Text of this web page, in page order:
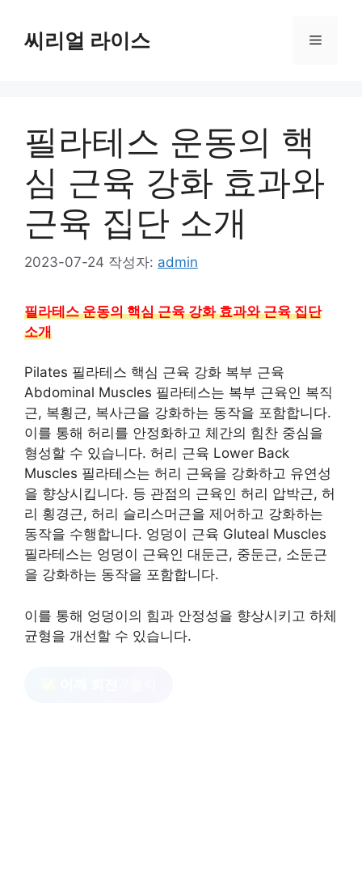
씨리얼 라이스 메
필라테스 운동의 핵
심 근육 강화 효과와
근육 집단 소개
2023-07-24 작성자: admin
필라테스 운동의 핵심 근육 강화 효과와 근육 집단
소개
Pilates 필라테스 핵심 근육 강화 복부 근육
Abdominal Muscles 필라테스는 복부 근육인 복직
근, 복횡근, 복사근을 강화하는 동작을 포함합니다.
이를 통해 허리를 안정화하고 체간의 힘찬 중심을
형성할 수 있습니다. 허리 근육 Lower Back
Muscles 필라테스는 허리 근육을 강화하고 유연성
을 향상시킵니다. 등 관점의 근육인 허리 압박근, 허
리 횡경근, 허리 슬리스머근을 제어하고 강화하는
동작을 수행합니다. 엉덩이 근육 Gluteal Muscles
필라테스는 엉덩이 근육인 대둔근, 중둔근, 소둔근
을 강화하는 동작을 포함합니다.
이를 통해 엉덩이의 힘과 안정성을 향상시키고 하체
균형을 개선할 수 있습니다.